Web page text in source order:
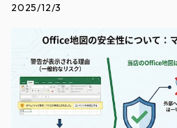
2025/12/3